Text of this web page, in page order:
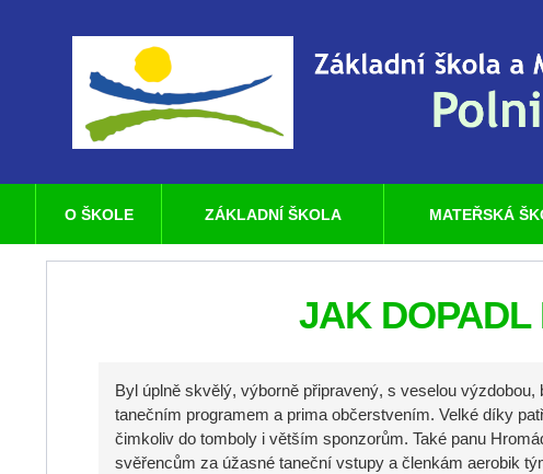
JAK
Byl úplně skvělý, výborně připravený, s veselou
tanečním programem a prima občerstvením. Velké díky
čimkoliv do tomboly i větším sponzorům. Také panu
svěřencům za úžasné taneční vstupy a členkám aerobik
O ŠKOLE ZÁKLADNÍ ŠKOLA MATEŘSKÁ